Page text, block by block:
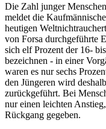
Die Zahl junger
meldet die
heutigen
von Forsa durchgeführte
sich elf Prozent der 16-
bezeichnen - in einer
waren es nur sechs
den Jüngeren wird
zurückgeführt. Bei
nur einen leichten
Rückgang gegeben.